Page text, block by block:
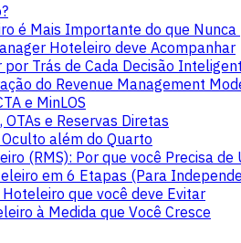
é Mais Importante do que
Hoteleiro deve Acompanhar
Trás de Cada Decisão
do Revenue Management
e MinLOS
e Reservas Diretas
além do Quarto
(RMS): Por que você Precisa de
em 6 Etapas (Para
que você deve Evitar
à Medida que Você Cresce